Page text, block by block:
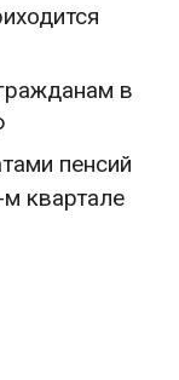
в
пенсий
квартале